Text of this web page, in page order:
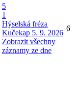
5
1
Hýselská fréza
Kučekap 5. 9. 2026
Zobrazit všechny
záznamy ze dne
6